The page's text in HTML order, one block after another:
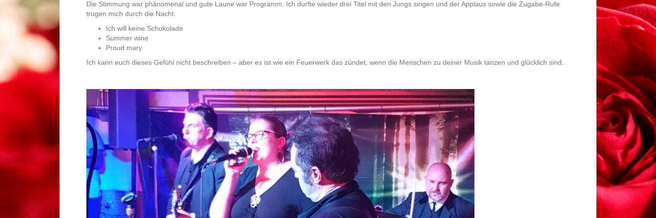
Die Stimmung war phänomenal und gute Laune war Programm. Ich durfte wieder drei Titel mit den Jungs singen und der Applaus sowie die Zugabe-Rufe
trugen mich durch die Nacht.
Ich will keine Schokolade
Summer wine
Proud mary
Ich kann euch dieses Gefühl nicht beschreiben – aber es ist wie ein Feuerwerk das zündet, wenn die Menschen zu deiner Musik tanzen und glücklich sind.